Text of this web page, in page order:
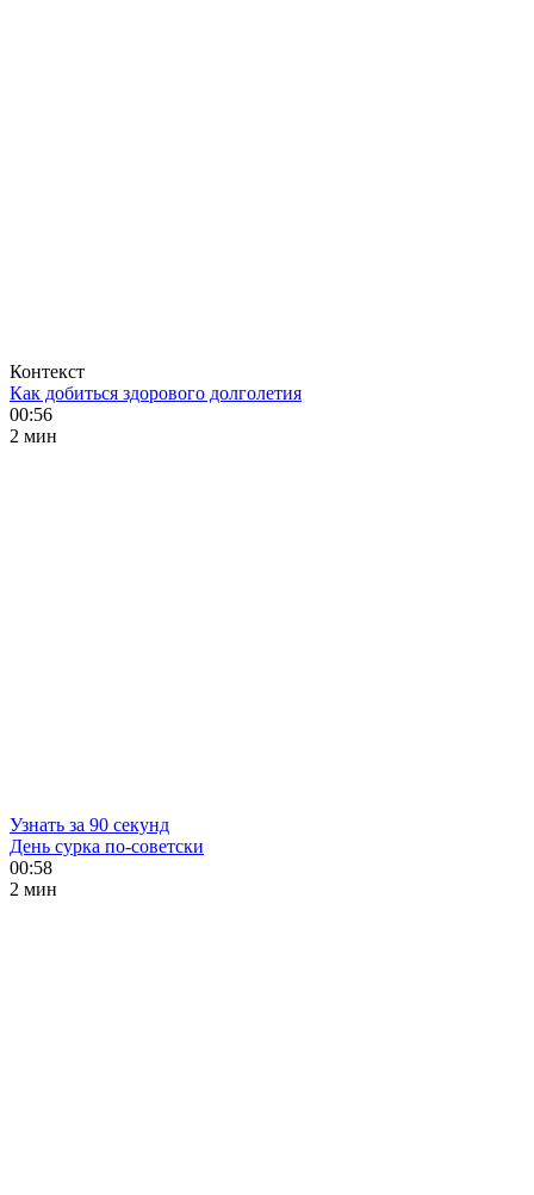
Контекст
Как добиться здорового долголетия
00:56
2 мин
Узнать за 90 секунд
День сурка по-советски
00:58
2 мин